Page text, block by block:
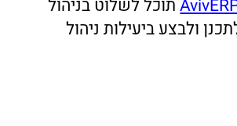
דואר אלקטרוני